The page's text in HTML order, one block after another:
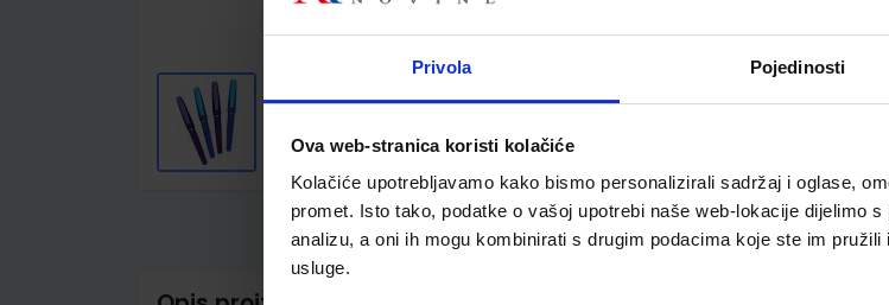
Privola Pojedinosti
Ova web-stranica koristi kolačiće
Kolačiće upotrebljavamo kako bismo personalizirali sadržaj i oglase,
promet. Isto tako, podatke o vašoj upotrebi naše web-lokacije dijelimo
analizu, a oni ih mogu kombinirati s drugim podacima koje ste im
usluge.